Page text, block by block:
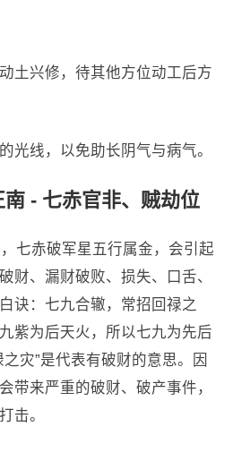
土兴修，待其他方位动工后方
光线，以免助长阴气与病气。
- 七赤官非、贼劫位
七赤破军星五行属金，会引起
财、漏财破败、损失、口舌、
诀：七九合辙，常招回禄之
紫为后天火，所以七九为先后
灾”是代表有破财的意思。因
带来严重的破财、破产事件，
击。